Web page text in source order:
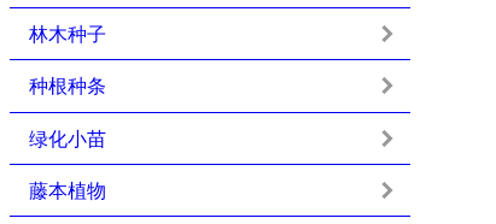
林木种子
种根种条
绿化小苗
藤本植物